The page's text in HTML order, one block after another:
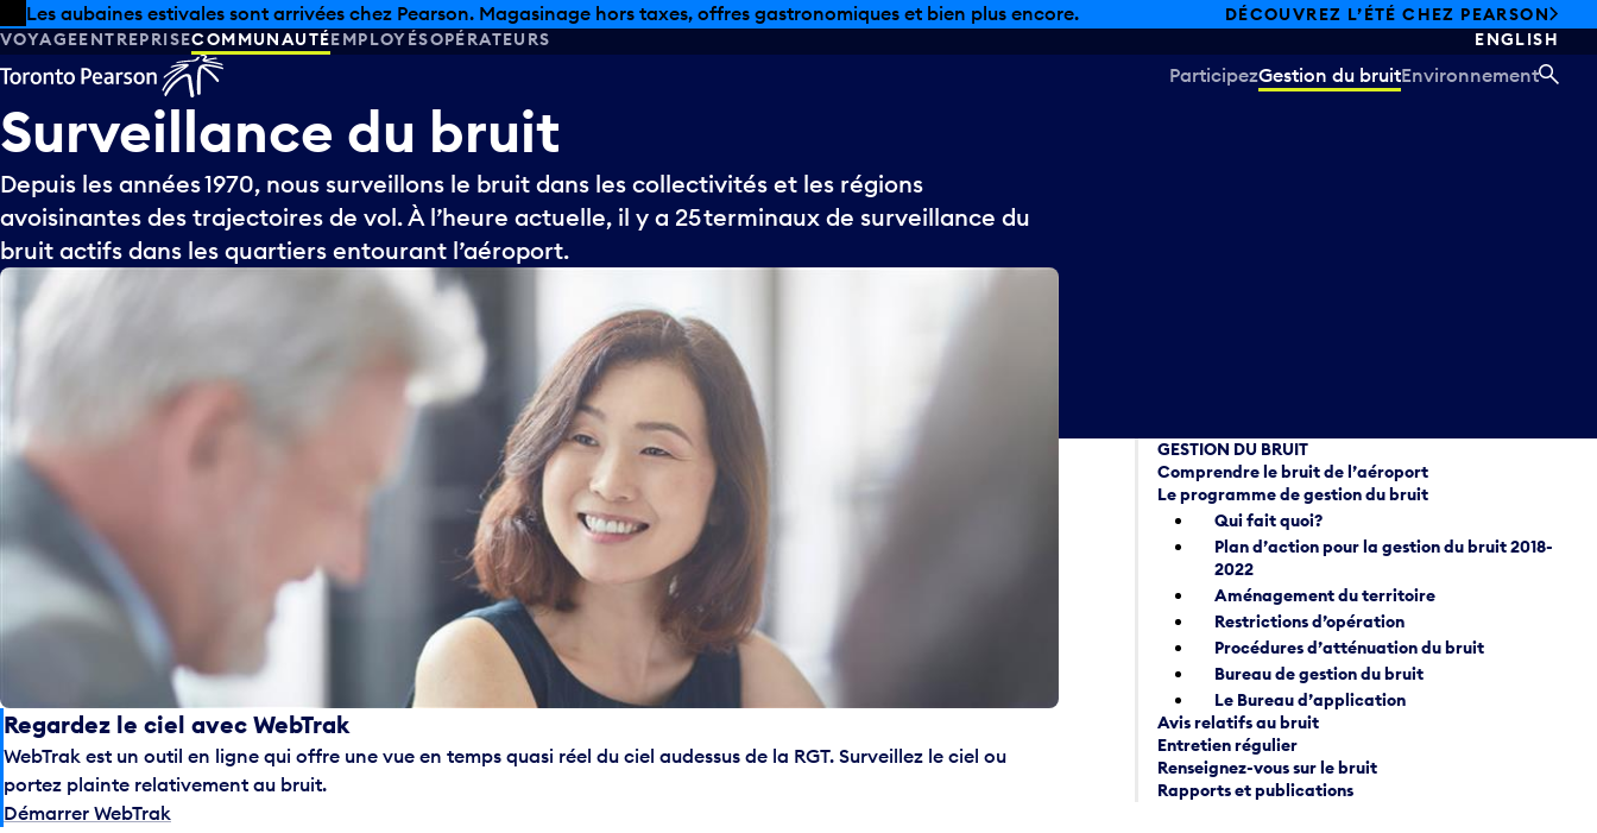
Skip to offers
Passer au contenu principal
Les aubaines estivales sont arrivées chez Pearson. Magasinage hors taxes, offres gastronomiques et bien plus encore.
DÉCOUVREZ L’ÉTÉ CHEZ PEARSON
VOYAGEENTREPRISECOMMUNAUTÉEMPLOYÉSOPÉRATEURS ENGLISH
ParticipezGestion du bruitEnvironnement
Surveillance du bruit
Depuis les années 1970, nous surveillons le bruit dans les collectivités et les régions
avoisinantes des trajectoires de vol. À l’heure actuelle, il y a 25 terminaux de surveillance du
bruit actifs dans les quartiers entourant l’aéroport.
Regardez le ciel avec WebTrak
WebTrak est un outil en ligne qui offre une vue en temps quasi réel du ciel audessus de la RGT. Surveillez le ciel ou
portez plainte relativement au bruit.
Démarrer WebTrak
GESTION DU BRUIT
Comprendre le bruit de l’aéroport
Le programme de gestion du bruit
Qui fait quoi?
Plan d’action pour la gestion du bruit 2018-
2022
Aménagement du territoire
Restrictions d’opération
Procédures d’atténuation du bruit
Bureau de gestion du bruit
Le Bureau d’application
Avis relatifs au bruit
Entretien régulier
Renseignez-vous sur le bruit
Rapports et publications